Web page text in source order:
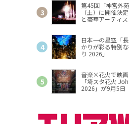
第45回「神宮外
（土）に開催決
と豪華アーティ
日本一の星空「
かりが彩る特別
り 2026」
音楽×花火で映画
「埼スタ花火
2026」が9月5日